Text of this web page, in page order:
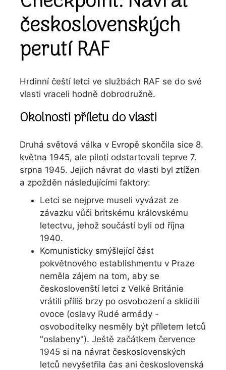
československých
perutí RAF
Hrdinní čeští letci ve službách RAF se do své
vlasti vraceli hodně dobrodružně.
Okolnosti příletu do vlasti
Druhá světová válka v Evropě skončila sice 8.
května 1945, ale piloti odstartovali teprve 7.
srpna 1945. Jejich návrat do vlasti byl ztížen
a zpožděn následujícími faktory:
Letci se nejprve museli vyvázat ze
závazku vůči britskému královskému
letectvu, jehož součástí byli od října
1940.
Komunisticky smýšlející část
pokvětnového establishmentu v Praze
neměla zájem na tom, aby se
českoslovenští letci z Velké Británie
vrátili příliš brzy po osvobození a sklidili
ovoce (oslavy Rudé armády -
osvoboditelky nesměly být příletem letců
"oslabeny"). Ještě začátkem července
1945 si na návrat československých
letců nevyšetřila čas ani československá